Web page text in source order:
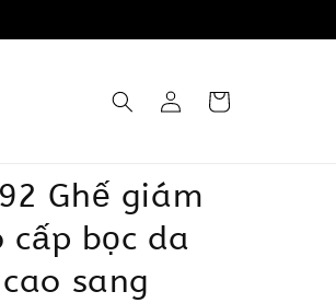
Ghế giám
cấp bọc da
sang